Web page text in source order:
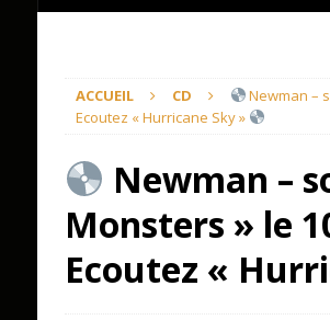
ACCUEIL CD
Newman –
Ecoutez « Hurricane Sky »
Newman –
Monsters » le
Ecoutez «